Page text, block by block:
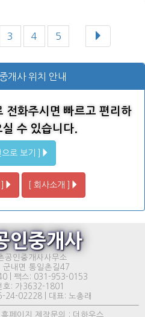
3 4 5
개사 위치 안내
전화주시면 빠르고 편리하
수 있습니다.
으로 보기 ]
[ 회사소개 ]
인중개사
공인중개사사무소
군내면 통일촌길47
| 팩스: 031-953-0153
호: 가3632-1801
24-02228 | 대표: 노총래
페이지 제작문의 : 더하우스